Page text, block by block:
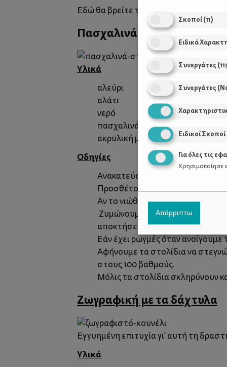
Εδώθα βρείτε το πατρόν.
Πασχαλινά αυγά με ζύμη
Υλικά
αλεύρι
αλάτι
νερό
πασχαλινά κουπάτ (προαιρετικά)
ακρυλική μπογιά
Οδηγίες
Ανακατεύουμε 4 φλιτζάνια αλεύρι
Προσθέτουμε 1,5 φλιτζάνι ζεστό
Αν το νιώθουμε λίγο στεγνό,
Ζυμώνουμε τη ζύμη μέχρι να
αποκτήσει καλή συνοχή.
Εάν έχει ρωγμές όταν ανοίγουμε
Αφήνουμε τα στολίδια να
στους 100 βαθμούς.
Μόλις τα στολίδια σκληρύνουν
Ζωγραφική με τα δάχτυλα
Εγγυημένη επιτυχία γι’ αυτή τη
Υλικά
Σκοποί(11)
Ειδικά
Συνεργάτες (
Συνεργάτες
Ειδικοί Σκοποί
Για όλες τις
Χρησιμοποίησε
Απόρριπτω